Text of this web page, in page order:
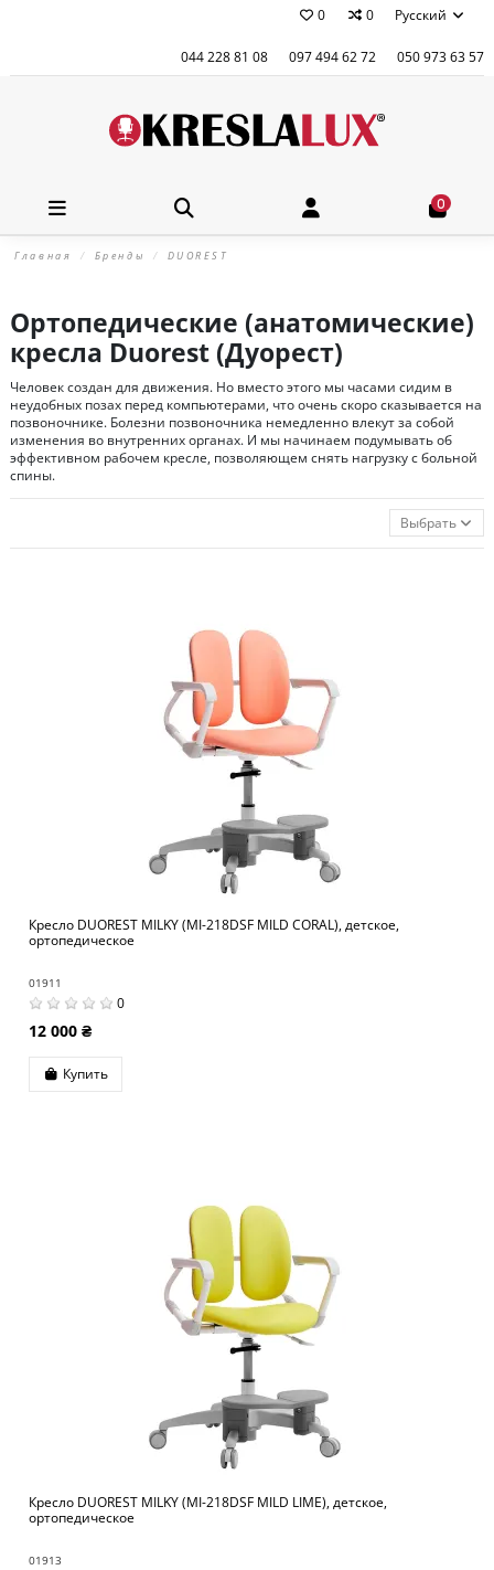
0 0 Русский
044 228 81 08 097 494 62 72 050 973 63 57
0
Главная Бренды DUOREST
Ортопедические (анатомические)
кресла Duorest (Дуорест)
Человек создан для движения. Но вместо этого мы часами сидим в
неудобных позах перед компьютерами, что очень скоро сказывается на
позвоночнике. Болезни позвоночника немедленно влекут за собой
изменения во внутренних органах. И мы начинаем подумывать об
эффективном рабочем кресле, позволяющем снять нагрузку с больной
спины.
Выбрать
Кресло DUOREST MILKY (MI-218DSF MILD CORAL), детское,
ортопедическое
01911
0
12 000 ₴
Купить
Кресло DUOREST MILKY (MI-218DSF MILD LIME), детское,
ортопедическое
01913